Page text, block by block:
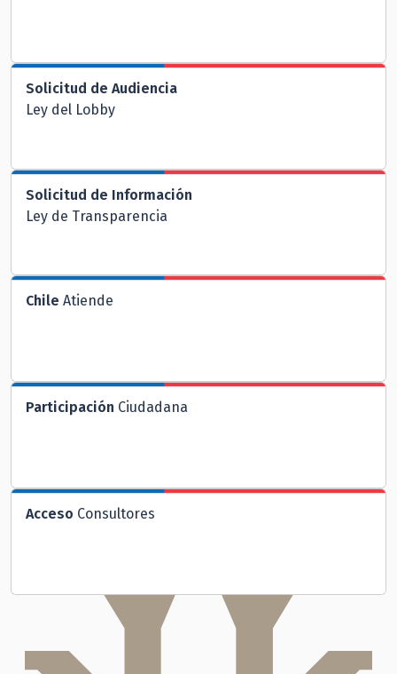
Solicitud de Audiencia
Ley del Lobby
Solicitud de Información
Ley de Transparencia
Chile Atiende
Participación Ciudadana
Acceso Consultores